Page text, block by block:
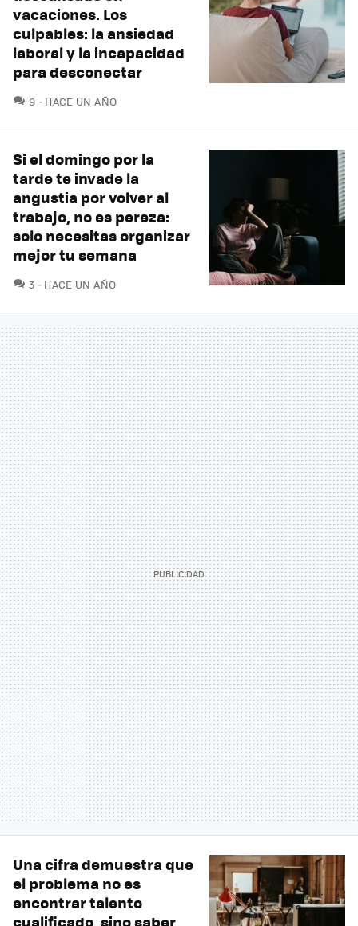
vacaciones. Los
culpables: la ansiedad
laboral y la incapacidad
para desconectar
9 COMENTARIOS
HACE UN AÑO
Si el domingo por la
tarde te invade la
angustia por volver al
trabajo, no es pereza:
solo necesitas organizar
mejor tu semana
3 COMENTARIOS
HACE UN AÑO
Una cifra demuestra que
el problema no es
encontrar talento
cualificado, sino saber